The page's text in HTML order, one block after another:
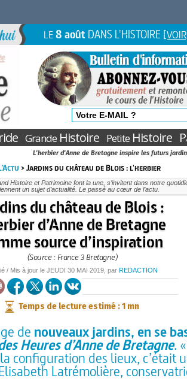
LE8 août DANS L'HISTOIRE
GrandeHistoire PetiteHistoire
L'herbier d'Anne de Bretagne inspire les futurs
> Jardins du château de Blois : l'herbier
Histoire et Patrimoine font la une, s’invitent dans notre
un sujet d’actualité. Le passé au cœur de l’actu.
du château de Blois :
d’Anne de Bretagne
source d’inspiration
(Source : France 3 Bretagne)
/ Mis à jour le JEUDI 30 MAI 2019, par REDACTION
Temps de lecture estimé : 1 mn
de nouveaux jardins, en se
Heures d’Anne de Bretagne.
configuration des lieux, c’était
Latrémolière,